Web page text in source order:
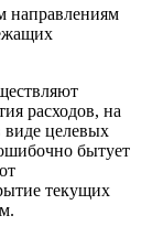
направлениям
расходов, на
виде целевых
бытует
текущих